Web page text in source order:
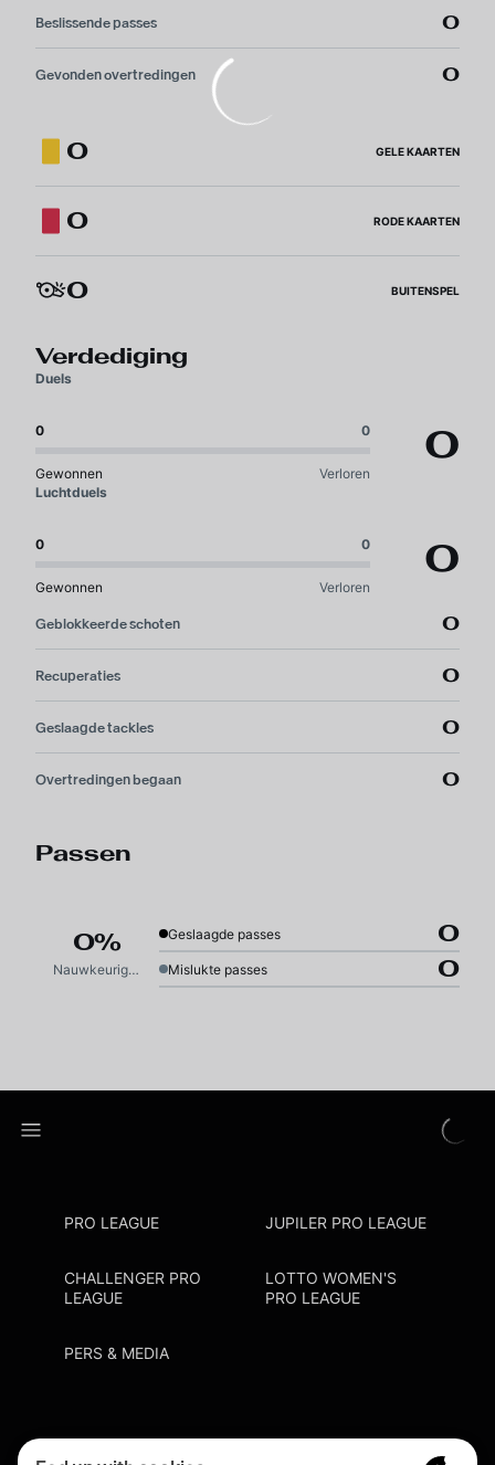
Beslissende passes 0
Gevonden overtredingen 0
0 GELE KAARTEN
0 RODE KAARTEN
0 BUITENSPEL
Verdediging
Duels
0 0
Gewonnen Verloren
0
Luchtduels
0 0
Gewonnen Verloren
0
Geblokkeerde schoten 0
Recuperaties 0
Geslaagde tackles 0
Overtredingen begaan 0
Passen
0%
Nauwkeurigheid
Geslaagde passes 0
Mislukte passes 0
PRO LEAGUE JUPILER PRO LEAGUE
CHALLENGER PRO
LEAGUE
LOTTO WOMEN'S
PRO LEAGUE
PERS & MEDIA